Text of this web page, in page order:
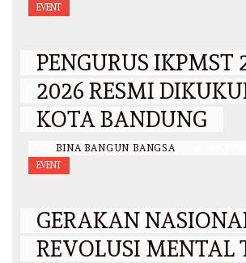
EVENT
PENGURUS IKPMST
2026 RESMI
KOTA BANDUNG
BINA BANGUN BANGSA
EVENT
GERAKAN
REVOLUSI MENTAL